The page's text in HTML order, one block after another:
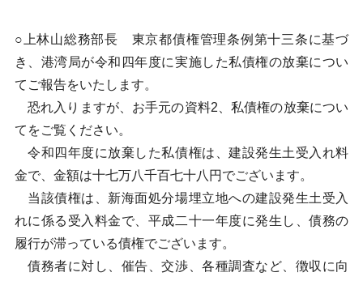
○上林山総務部長 東京都債権管理条例第十三条に基づ
き、港湾局が令和四年度に実施した私債権の放棄につい
てご報告をいたします。
恐れ入りますが、お手元の資料2、私債権の放棄につい
てをご覧ください。
令和四年度に放棄した私債権は、建設発生土受入れ料
金で、金額は十七万八千百七十八円でございます。
当該債権は、新海面処分場埋立地への建設発生土受入
れに係る受入料金で、平成二十一年度に発生し、債務の
履行が滞っている債権でございます。
債務者に対し、催告、交渉、各種調査など、徴収に向